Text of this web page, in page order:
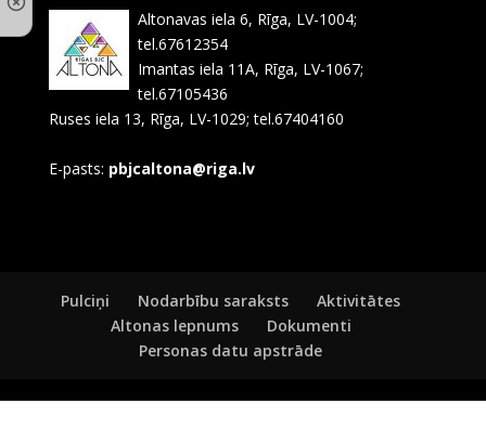
Altonavas iela 6, Rīga, LV-1004;
tel.67612354
Imantas iela 11A, Rīga, LV-1067;
tel.67105436
Ruses iela 13, Rīga, LV-1029; tel.67404160
E-pasts: pbjcaltona@riga.lv
Pulciņi Nodarbību saraksts
Aktivitātes
Altonas lepnums
Dokumenti
Personas datu apstrāde